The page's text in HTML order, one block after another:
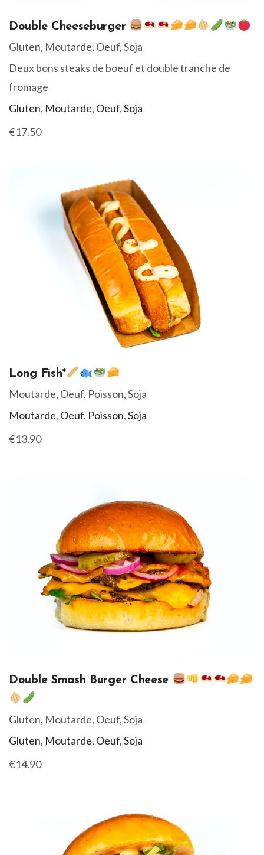
Double Cheeseburger
Gluten, Moutarde, Oeuf, Soja
Deux bons steaks de boeuf et double tranche de
fromage
Gluten, Moutarde, Oeuf,Soja
€17.50
Long Fish*
Moutarde, Oeuf, Poisson, Soja
Moutarde, Oeuf, Poisson,Soja
€13.90
Double Smash Burger Cheese
Gluten, Moutarde, Oeuf, Soja
Gluten, Moutarde, Oeuf,Soja
€14.90